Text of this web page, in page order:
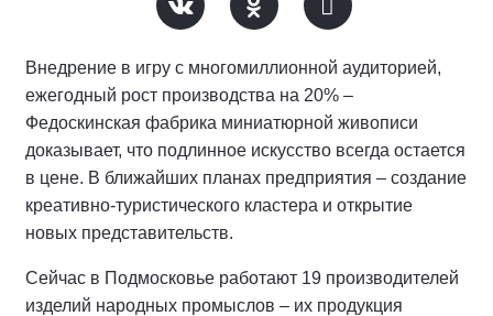
Внедрение в игру с многомиллионной аудиторией,
ежегодный рост производства на 20% –
Федоскинская фабрика миниатюрной живописи
доказывает, что подлинное искусство всегда остается
в цене. В ближайших планах предприятия – создание
креативно-туристического кластера и открытие
новых представительств.
Сейчас в Подмосковье работают 19 производителей
изделий народных промыслов – их продукция